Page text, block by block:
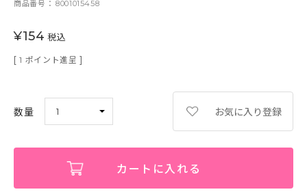
商品番号 8001015458
¥154 税込
[ 1 ポイント進呈 ]
お気に入り登録
カートに入れる